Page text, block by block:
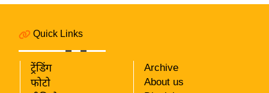
ज
त
Quick Links
ट्रेंडिंग
फोटो
Archive
About us